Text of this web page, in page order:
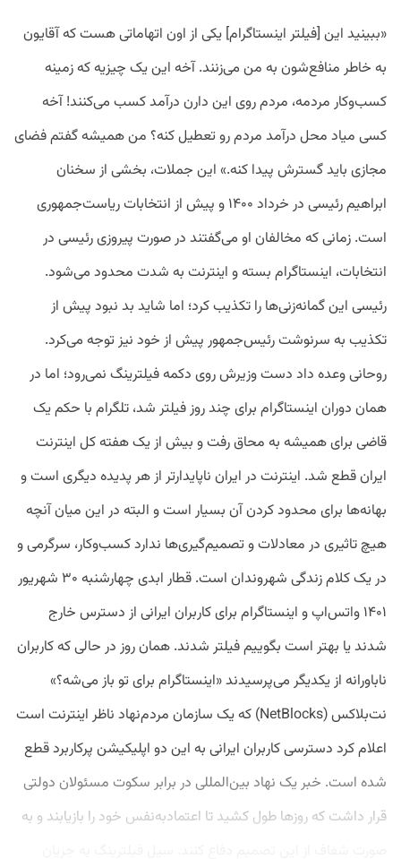
«ببینید این [فیلتر اینستاگرام] یکی از اون اتهاماتی هست که آقایون
به خاطر منافع‌شون به من می‌زنند. آخه این یک چیزیه که زمینه
کسب‌وکار مردمه، مردم روی این دارن درآمد کسب می‌کنند! آخه
کسی میاد محل درآمد مردم رو تعطیل کنه؟ من همیشه گفتم فضای
مجازی باید گسترش پیدا کنه.» این جملات، بخشی از سخنان
ابراهیم رئیسی در خرداد ۱۴۰۰ و پیش از انتخابات ریاست‌جمهوری
است. زمانی که مخالفان او می‌گفتند در صورت پیروزی رئیسی در
انتخابات، اینستاگرام بسته و اینترنت به شدت محدود می‌شود.
رئیسی این گمانه‌زنی‌ها را تکذیب کرد؛ اما شاید بد نبود پیش از
تکذیب به سرنوشت رئیس‌جمهور پیش از خود نیز توجه می‌کرد.
روحانی وعده داد دست وزیرش روی دکمه فیلترینگ نمی‌رود؛ اما در
همان دوران اینستاگرام برای چند روز فیلتر شد، تلگرام با حکم یک
قاضی برای همیشه به محاق رفت و بیش از یک هفته کل اینترنت
ایران قطع شد. اینترنت در ایران ناپایدارتر از هر پدیده دیگری است و
بهانه‌ها برای محدود کردن آن بسیار است و البته در این میان آنچه
هیچ تاثیری در معادلات و تصمیم‌گیری‌ها ندارد کسب‌وکار، سرگرمی و
در یک کلام زندگی شهروندان است. قطار ابدی چهارشنبه ۳۰ شهریور
۱۴۰۱ واتس‌اپ و اینستاگرام برای کاربران ایرانی از دسترس خارج
شدند یا بهتر است بگوییم فیلتر شدند. همان روز در حالی که کاربران
ناباورانه از یکدیگر می‌پرسیدند «اینستاگرام برای تو باز می‌شه؟»
نت‌بلاکس (NetBlocks) که یک سازمان مردم‌نهاد ناظر اینترنت است
اعلام کرد دسترسی کاربران ایرانی به این دو اپلیکیشن پرکاربرد قطع
شده است. خبر یک نهاد بین‌المللی در برابر سکوت مسئولان دولتی
قرار داشت که روزها طول کشید تا اعتمادبه‌نفس خود را بازیابند و به